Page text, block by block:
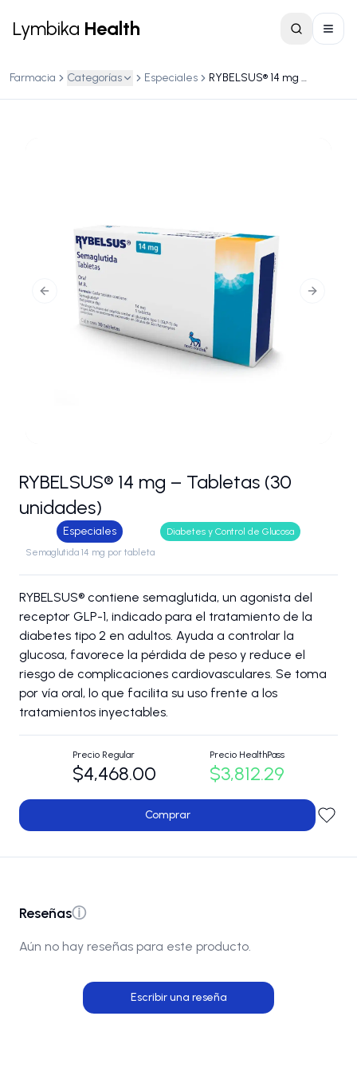
Lymbika Health
Farmacia Categorías Especiales RYBELSUS® 14 mg – Tabletas (30 unidades)
Previous slide Next
RYBELSUS® 14 mg – Tabletas (30
unidades)
Especiales
Diabetes y Control de Glucosa
Semaglutida 14 mg por tableta
RYBELSUS® contiene semaglutida, un agonista del
receptor GLP-1, indicado para el tratamiento de la
diabetes tipo 2 en adultos. Ayuda a controlar la
glucosa, favorece la pérdida de peso y reduce el
riesgo de complicaciones cardiovasculares. Se toma
por vía oral, lo que facilita su uso frente a los
tratamientos inyectables.
Precio Regular
$4,468.00
Precio HealthPass
$3,812.29
Comprar
Reseñasⓘ
Aún no hay reseñas para este producto.
Escribir una reseña